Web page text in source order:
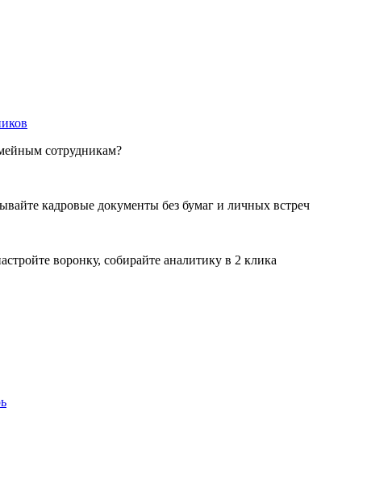
сотрудникам?
кадровые документы без бумаг и личных встреч
воронку, собирайте аналитику в 2 клика